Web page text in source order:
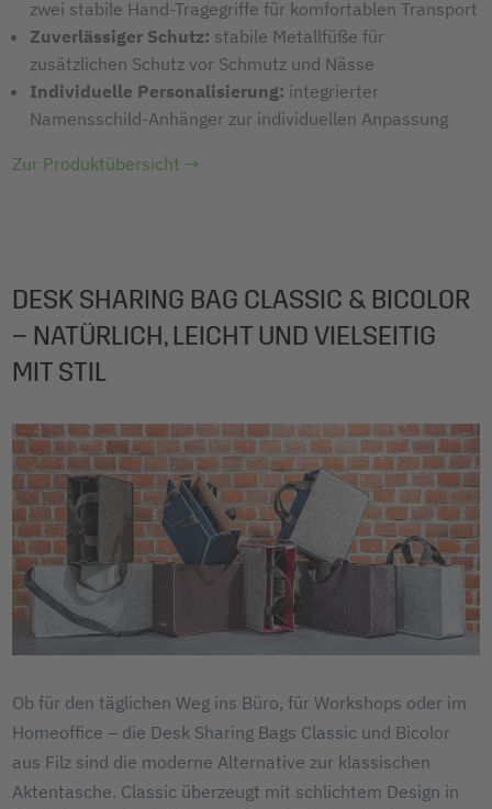
zwei stabile Hand-Tragegriffe für komfortablen Transport
Zuverlässiger Schutz: stabile Metallfüße für
zusätzlichen Schutz vor Schmutz und Nässe
Individuelle Personalisierung: integrierter
Namensschild-Anhänger zur individuellen Anpassung
Zur Produktübersicht →
DESK SHARING BAG CLASSIC & BICOLOR
– NATÜRLICH, LEICHT UND VIELSEITIG
MIT STIL
Ob für den täglichen Weg ins Büro, für Workshops oder im
Homeoffice – die Desk Sharing Bags Classic und Bicolor
aus Filz sind die moderne Alternative zur klassischen
Aktentasche. Classic überzeugt mit schlichtem Design in